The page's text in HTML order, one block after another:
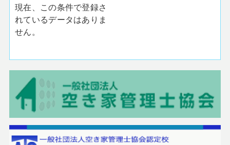
現在、この条件で登録さ
れているデータはありま
せん。